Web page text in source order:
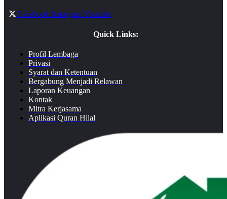
Facebook InstagramYoutube
Quick Links:
Profil Lembaga
Privasi
Syarat dan Ketentuan
Bergabung Menjadi Relawan
Laporan Keuangan
Kontak
Mitra Kerjasama
Aplikasi Quran Hilal